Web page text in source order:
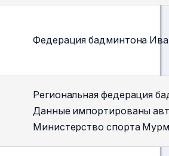
Федерация бадминтона
Региональная федерация
Данные импортированы
Министерство спорта